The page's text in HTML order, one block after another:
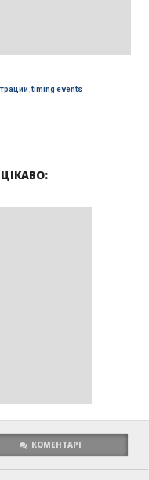
timing events
КОМЕНТАРІ